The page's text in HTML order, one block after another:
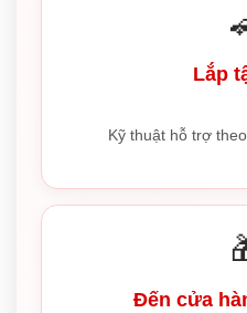
Lắp
Kỹ thuật hỗ trợ
Đến cửa